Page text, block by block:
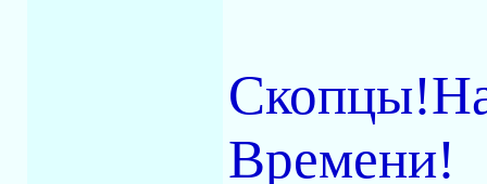
Времени!